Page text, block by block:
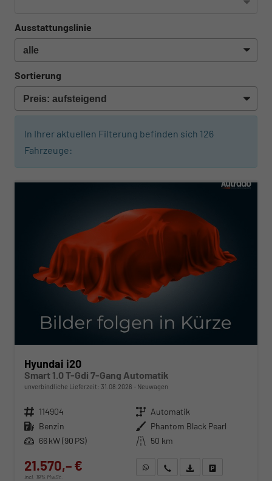
Ausstattungslinie
Sortierung
In Ihrer aktuellen Filterung befinden sich 126
Fahrzeuge:
ab 219,– € mtl.
Hyundai i20
Smart 1.0 T-Gdi 7-Gang Automatik
unverbindliche Lieferzeit: 31.08.2026 Neuwagen
Fahrzeugnr. 114904 Getriebe Automatik
Kraftstoff Benzin Außenfarbe Phantom Black Pearl
Leistung 66 kW (90 PS) Kilometerstand 50 km
21.570,– €
incl. 19% MwSt.
WhatsApp anfragen
Wir rufen Sie anFahrzeugexposé (PDF)